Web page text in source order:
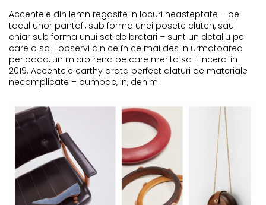
Accentele din lemn regasite in locuri neasteptate – pe
tocul unor pantofi, sub forma unei posete clutch, sau
chiar sub forma unui set de bratari – sunt un detaliu pe
care o sa il observi din ce în ce mai des in urmatoarea
perioada, un microtrend pe care merita sa il incerci in
2019. Accentele earthy arata perfect alaturi de materiale
necomplicate – bumbac, in, denim.